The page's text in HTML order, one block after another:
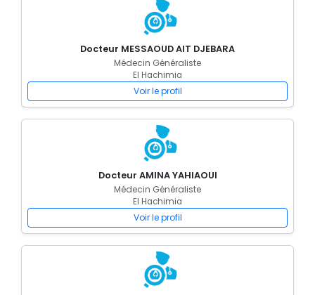
Docteur MESSAOUD AIT DJEBARA
Médecin Généraliste
El Hachimia
Voir le profil
Docteur AMINA YAHIAOUI
Médecin Généraliste
El Hachimia
Voir le profil